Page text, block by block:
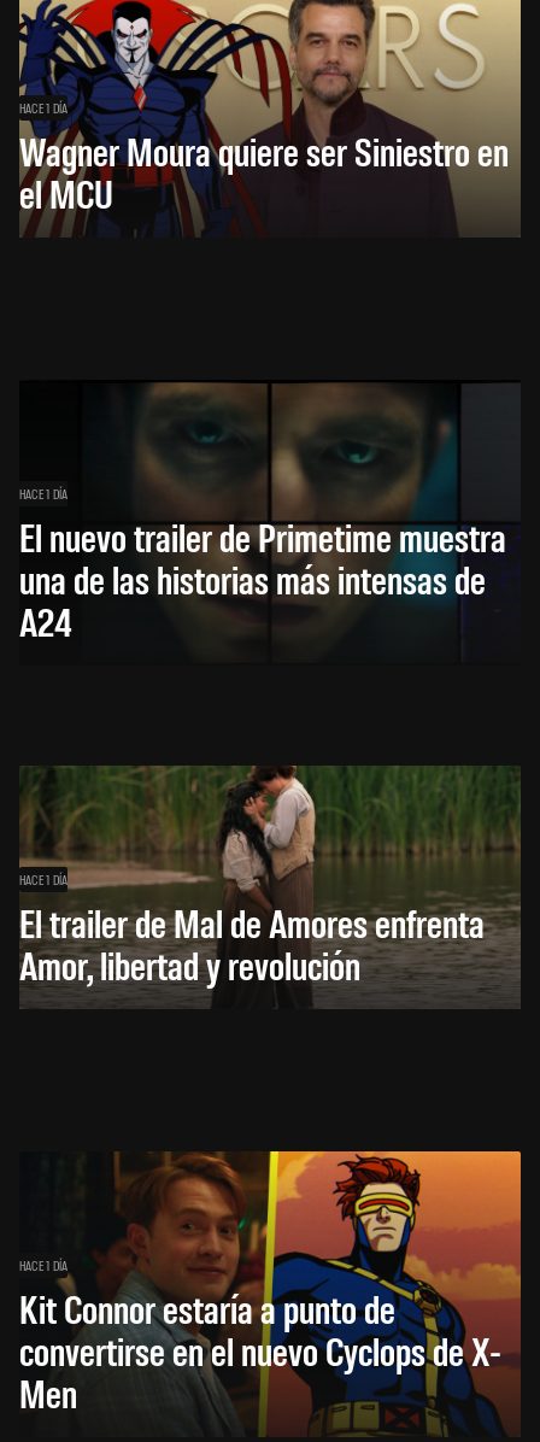
HACE 1 DÍA
Wagner Moura quiere ser Siniestro en
el MCU
HACE 1 DÍA
El nuevo trailer de Primetime muestra
una de las historias más intensas de
A24
HACE 1 DÍA
El trailer de Mal de Amores enfrenta
Amor, libertad y revolución
HACE 1 DÍA
Kit Connor estaría a punto de
convertirse en el nuevo Cyclops de X-
Men